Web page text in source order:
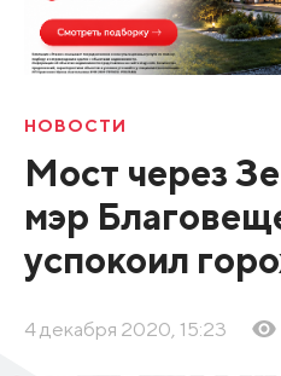
НОВОСТИ
Мост через
мэр
успокоил
4 декабря 2020, 15:23